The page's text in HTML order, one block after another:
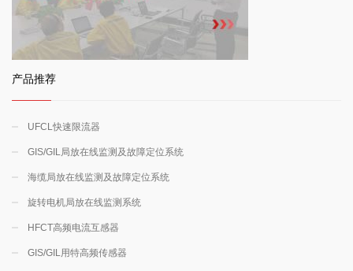
产品推荐
UFCL快速限流器
GIS/GIL局放在线监测及故障定位系统
海缆局放在线监测及故障定位系统
旋转电机局放在线监测系统
HFCT高频电流互感器
GIS/GIL用特高频传感器